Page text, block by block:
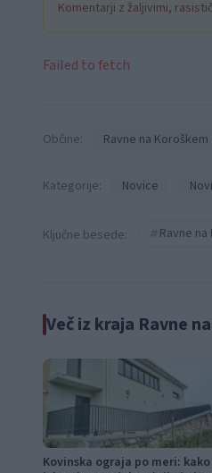
Komentarji z žaljivimi,
Failed to fetch
Občine: Ravne na Koroškem
Kategorije: Novice
Ključne besede: Ravne na
Več iz kraja Ravne na
Kovinska ograja po meri: kako